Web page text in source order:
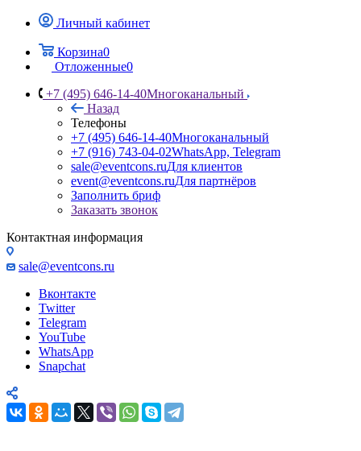
Личный кабинет
Корзина0
Отложенные0
+7 (495) 646-14-40Многоканальный
Назад
Телефоны
+7 (495) 646-14-40Многоканальный
+7 (916) 743-04-02WhatsApp, Telegram
sale@eventcons.ruДля клиентов
event@eventcons.ruДля партнёров
Заполнить бриф
Заказать звонок
Контактная информация
sale@eventcons.ru
Вконтакте
Twitter
Telegram
YouTube
WhatsApp
Snapchat